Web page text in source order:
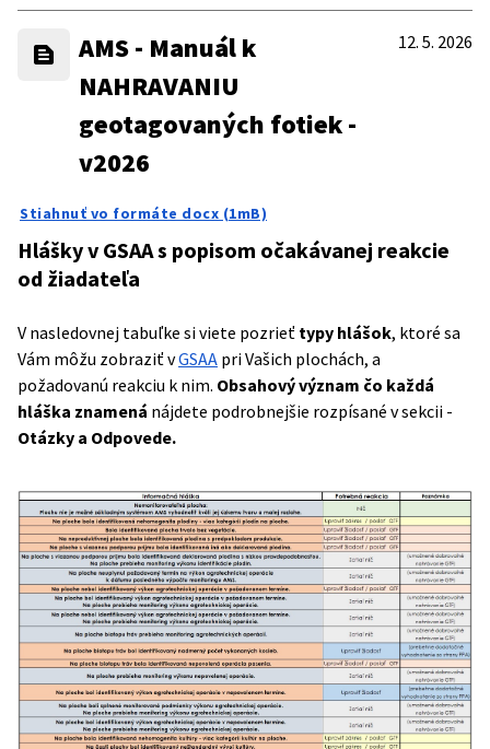
AMS - Manuál k
NAHRAVANIU
geotagovaných fotiek -
v2026
12. 5. 2026
Stiahnuť vo formáte docx (1mB)
Hlášky v GSAA s popisom očakávanej reakcie
od žiadateľa
V nasledovnej tabuľke si viete pozrieť typy hlášok, ktoré sa
Vám môžu zobraziť vGSAA pri Vašich plochách, a
požadovanú reakciu k nim. Obsahový význam čo každá
hláška znamená nájdete podrobnejšie rozpísané v sekcii -
Otázky a Odpovede.